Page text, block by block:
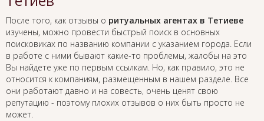
После того, как отзывы о ритуальных агентах в Тетиеве
изучены, можно провести быстрый поиск в основных
поисковиках по названию компании с указанием города. Если
в работе с ними бывают какие-то проблемы, жалобы на это
Вы найдете уже по первым ссылкам. Но, как правило, это не
относится к компаниям, размещенным в нашем разделе. Все
они работают давно и на совесть, очень ценят свою
репутацию - поэтому плохих отзывов о них быть просто не
может.